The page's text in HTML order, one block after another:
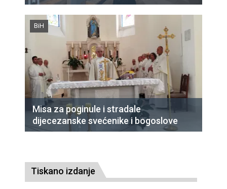
BiH
Misa za poginule i stradale
dijecezanske svećenike i bogoslove
Tiskano izdanje